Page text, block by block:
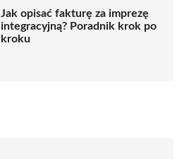
Jak opisać fakturę za imprezę
integracyjną? Poradnik krok po
kroku